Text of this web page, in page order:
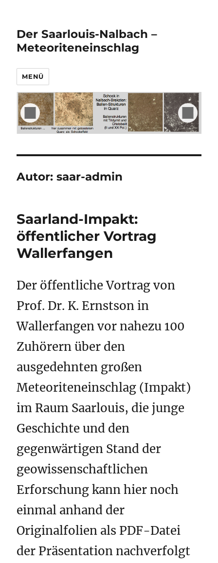
Der Saarlouis-Nalbach –
Meteoriteneinschlag
MENÜ
Autor:saar-admin
Saarland-Impakt:
öffentlicher Vortrag
Wallerfangen
Der öffentliche Vortrag von
Prof. Dr. K. Ernstson in
Wallerfangen vor nahezu 100
Zuhörern über den
ausgedehnten großen
Meteoriteneinschlag (Impakt)
im Raum Saarlouis, die junge
Geschichte und den
gegenwärtigen Stand der
geowissenschaftlichen
Erforschung kann hier noch
einmal anhand der
Originalfolien als PDF-Datei
der Präsentation nachverfolgt